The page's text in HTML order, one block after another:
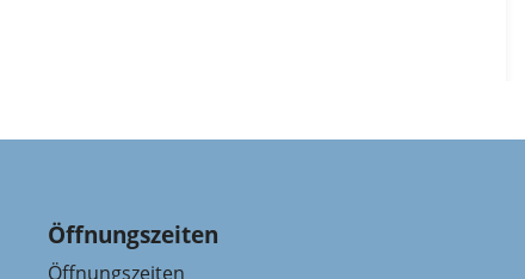
Öffnungszeiten
Öffnungszeiten